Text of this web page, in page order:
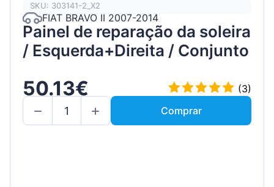
SKU: 303141-2_X2
FIAT BRAVO II 2007-2014
Painel de reparação da soleira
/ Esquerda+Direita / Conjunto
50.13€
(3)
Comprar